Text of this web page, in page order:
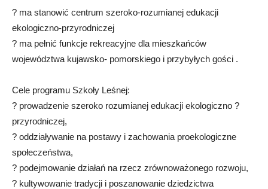
? ma stanowić centrum szeroko-rozumianej edukacji
ekologiczno-przyrodniczej
? ma pełnić funkcje rekreacyjne dla mieszkańców
województwa kujawsko- pomorskiego i przybyłych gości .
Cele programu Szkoły Leśnej:
? prowadzenie szeroko rozumianej edukacji ekologiczno ?
przyrodniczej,
? oddziaływanie na postawy i zachowania proekologiczne
społeczeństwa,
? podejmowanie działań na rzecz zrównoważonego rozwoju,
? kultywowanie tradycji i poszanowanie dziedzictwa